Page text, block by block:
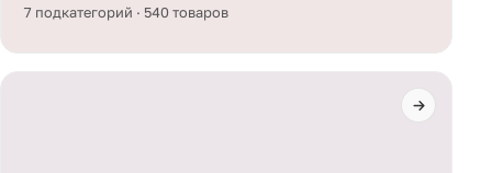
7 подкатегорий · 540 товаров